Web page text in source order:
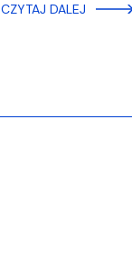
CZYTAJ DALEJ